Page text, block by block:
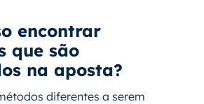
encontrar
que são
na aposta?
diferentes a serem